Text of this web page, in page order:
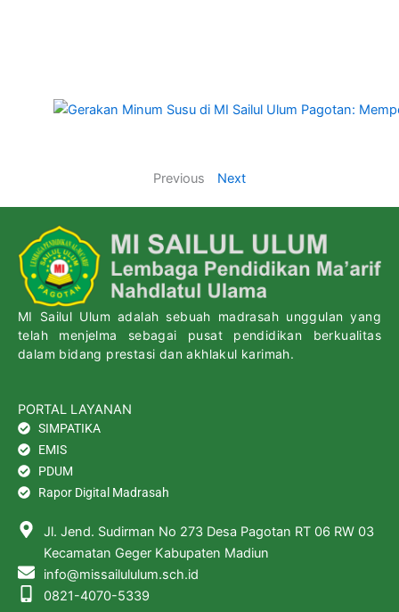
Previous Next
MI Sailul Ulum adalah sebuah madrasah unggulan yang
telah menjelma sebagai pusat pendidikan berkualitas
dalam bidang prestasi dan akhlakul karimah.
PORTAL LAYANAN
SIMPATIKA
EMIS
PDUM
Rapor Digital Madrasah
Jl. Jend. Sudirman No 273 Desa Pagotan RT 06 RW 03
Kecamatan Geger Kabupaten Madiun
info@missailululum.sch.id
0821-4070-5339